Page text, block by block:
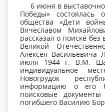
6 июня в
Победы» состоялась
общества «Дети
Вячеславом
рассказал о поиске
Великой
Алексея Васильевича
июля 1944 г. В.М.
индивидуальное
Новогрудок
информацию о его
поисковые
погибшего Василию